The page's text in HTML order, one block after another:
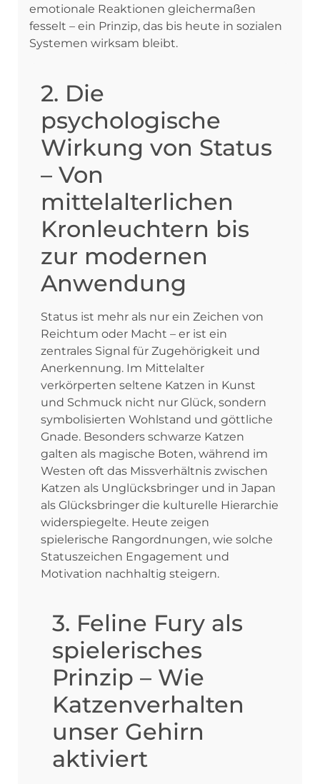
emotionale Reaktionen gleichermaßen
fesselt – ein Prinzip, das bis heute in sozialen
Systemen wirksam bleibt.
2. Die
psychologische
Wirkung von Status
– Von
mittelalterlichen
Kronleuchtern bis
zur modernen
Anwendung
Status ist mehr als nur ein Zeichen von
Reichtum oder Macht – er ist ein
zentrales Signal für Zugehörigkeit und
Anerkennung. Im Mittelalter
verkörperten seltene Katzen in Kunst
und Schmuck nicht nur Glück, sondern
symbolisierten Wohlstand und göttliche
Gnade. Besonders schwarze Katzen
galten als magische Boten, während im
Westen oft das Missverhältnis zwischen
Katzen als Unglücksbringer und in Japan
als Glücksbringer die kulturelle Hierarchie
widerspiegelte. Heute zeigen
spielerische Rangordnungen, wie solche
Statuszeichen Engagement und
Motivation nachhaltig steigern.
3. Feline Fury als
spielerisches
Prinzip – Wie
Katzenverhalten
unser Gehirn
aktiviert